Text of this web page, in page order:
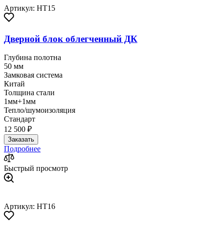
Артикул: HT15
Дверной блок облегченный ДК
Глубина полотна
50 мм
Замковая система
Китай
Толщина стали
1мм+1мм
Тепло/шумоизоляция
Стандарт
12 500 ₽
Заказать
Подробнее
Быстрый просмотр
Артикул: HT16